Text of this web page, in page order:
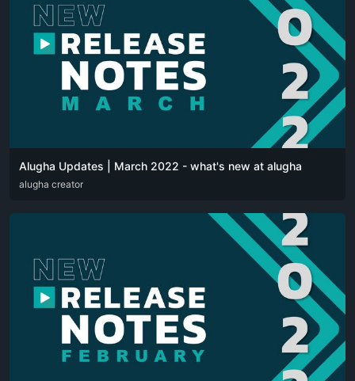
Alugha Updates | March 2022 - what's new at alugha
DEU ENG
alugha creator